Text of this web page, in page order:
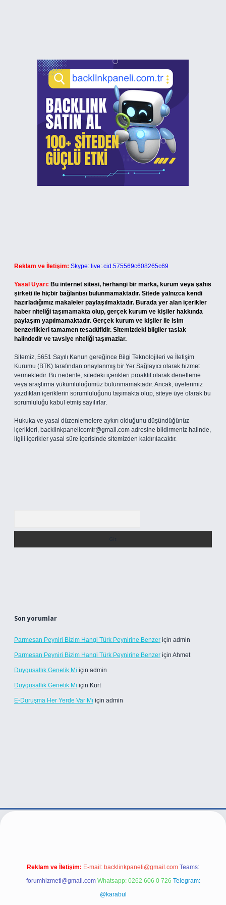
Reklam ve İletişim: Skype: live:.cid.575569c608265c69
Yasal Uyarı: Bu internet sitesi, herhangi bir marka, kurum veya şahıs
şirketi ile hiçbir bağlantısı bulunmamaktadır. Sitede yalnızca kendi
hazırladığımız makaleler paylaşılmaktadır. Burada yer alan içerikler
haber niteliği taşımamakta olup, gerçek kurum ve kişiler hakkında
paylaşım yapılmamaktadır. Gerçek kurum ve kişiler ile isim
benzerlikleri tamamen tesadüfidir. Sitemizdeki bilgiler taslak
halindedir ve tavsiye niteliği taşımazlar.
Sitemiz, 5651 Sayılı Kanun gereğince Bilgi Teknolojileri ve İletişim
Kurumu (BTK) tarafından onaylanmış bir Yer Sağlayıcı olarak hizmet
vermektedir. Bu nedenle, sitedeki içerikleri proaktif olarak denetleme
veya araştırma yükümlülüğümüz bulunmamaktadır. Ancak, üyelerimiz
yazdıkları içeriklerin sorumluluğunu taşımakta olup, siteye üye olarak bu
sorumluluğu kabul etmiş sayılırlar.
Hukuka ve yasal düzenlemelere aykırı olduğunu düşündüğünüz
içerikleri, backlinkpanelicomtr@gmail.com adresine bildirmeniz halinde,
ilgili içerikler yasal süre içerisinde sitemizden kaldırılacaktır.
Son yorumlar
Parmesan Peyniri Bizim Hangi Türk Peynirine Benzer için admin
Parmesan Peyniri Bizim Hangi Türk Peynirine Benzer için Ahmet
Duygusallık Genetik Mi için admin
Duygusallık Genetik Mi için Kurt
E-Duruşma Her Yerde Var Mı için admin
Reklam ve İletişim: E-mail: backlinkpaneli@gmail.com Teams:
forumhizmeti@gmail.com Whatsapp: 0262 606 0 726 Telegram:
@karabul